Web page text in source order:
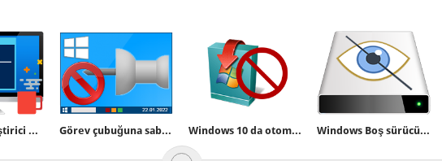
Windows geliştirici modunu aç kapat yada yasakla Görev çubuğuna sabitle özelliği nasıl yasaklanır Windows 10 da otomatik güncellemeleri kapatalım Windows Boş sürücüleri göstermesin